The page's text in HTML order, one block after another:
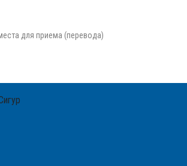
для приема (перевода)